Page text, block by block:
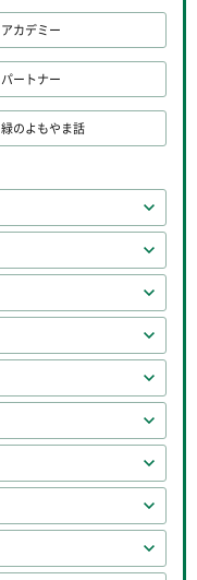
アカデミー
パートナー
緑のよもやま話